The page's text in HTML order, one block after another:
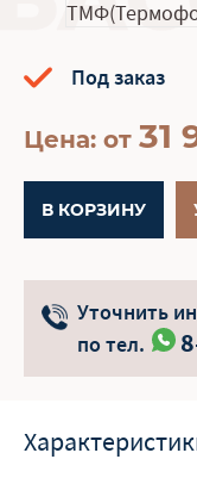
Цена: от 31
Под заказ
В КОРЗИНУ
Уточнить
по тел.